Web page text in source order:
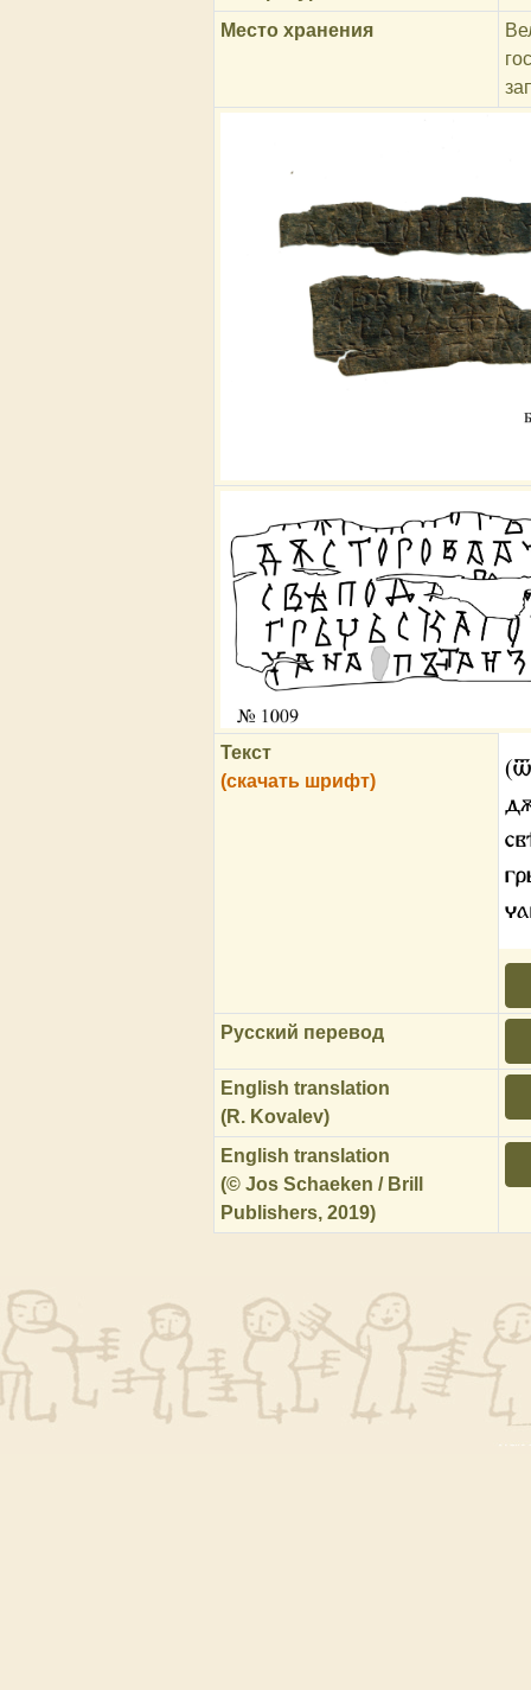
Место хранения
Текст
(скачать шрифт)
Русский перевод
English translation
(R. Kovalev)
English translation
(© Jos Schaeken / Brill
Publishers, 2019)